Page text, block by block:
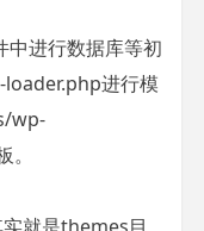
进行数据库等初
进行模
wp-